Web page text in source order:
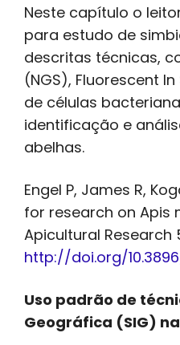
Neste capítulo o
para estudo de
descritas técnicas,
(NGS), Fluorescent
de células
identificação e
abelhas.
Engel P, James R,
for research on Apis
Apicultural Research
http://doi.org/10.3896/
Uso padrão de
Geográfica (SIG)